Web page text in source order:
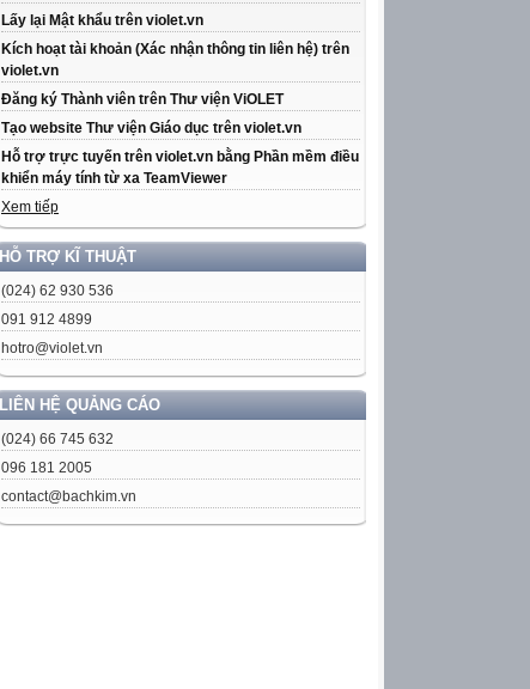
Lấy lại Mật khẩu trên violet.vn
Kích hoạt tài khoản (Xác nhận thông tin liên hệ) trên
violet.vn
Đăng ký Thành viên trên Thư viện ViOLET
Tạo website Thư viện Giáo dục trên violet.vn
Hỗ trợ trực tuyến trên violet.vn bằng Phần mềm điều
khiển máy tính từ xa TeamViewer
Xem tiếp
HỖ TRỢ KĨ THUẬT
(024) 62 930 536
091 912 4899
hotro@violet.vn
LIÊN HỆ QUẢNG CÁO
(024) 66 745 632
096 181 2005
contact@bachkim.vn